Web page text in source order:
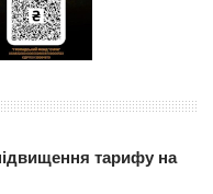
тарифу на